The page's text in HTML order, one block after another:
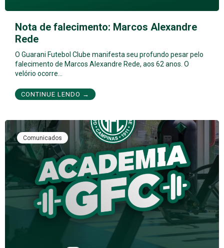
Nota de falecimento: Marcos Alexandre
Rede
O Guarani Futebol Clube manifesta seu profundo pesar pelo
falecimento de Marcos Alexandre Rede, aos 62 anos. O
velório ocorre…
CONTINUE LENDO →
Comunicados